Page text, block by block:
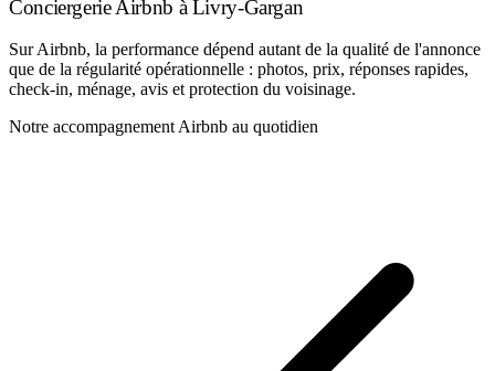
Conciergerie Airbnb à Livry-Gargan
Sur Airbnb, la performance dépend autant de la qualité de l'annonce
que de la régularité opérationnelle : photos, prix, réponses rapides,
check-in, ménage, avis et protection du voisinage.
Notre accompagnement Airbnb au quotidien